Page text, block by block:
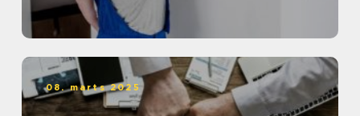
08. marts 2025